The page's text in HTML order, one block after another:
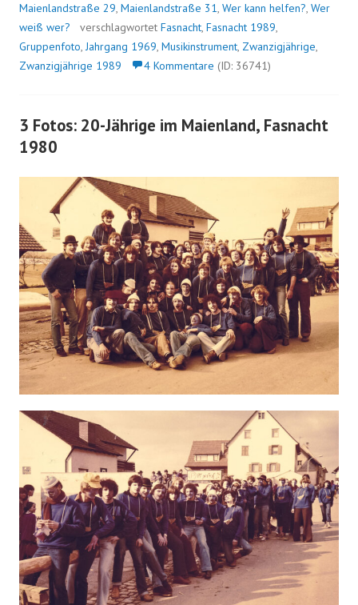
Maienlandstraße 29, Maienlandstraße 31, Wer kann helfen?, Wer
weiß wer?
verschlagwortet Fasnacht, Fasnacht 1989,
Gruppenfoto,Jahrgang 1969, Musikinstrument, Zwanzigjährige,
Zwanzigjährige 1989
4 Kommentare (ID: 36741)
3 Fotos: 20-Jährige im Maienland, Fasnacht
1980